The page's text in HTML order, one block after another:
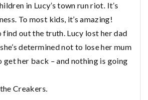
in Lucy’s town run riot. It’s
To most kids, it’s amazing!
find out the truth. Lucy lost her dad
determined not to lose her mum
get her back – and nothing is going
Creakers.